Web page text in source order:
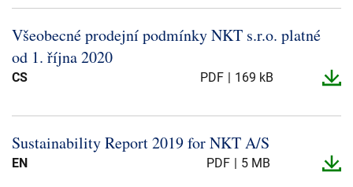
Všeobecné prodejní podmínky NKT s.​r.​o.​ platné
od 1.​ října 2020
CS PDF 169 kB
Sustainability Report 2019 for NKT A/S
EN PDF 5 MB